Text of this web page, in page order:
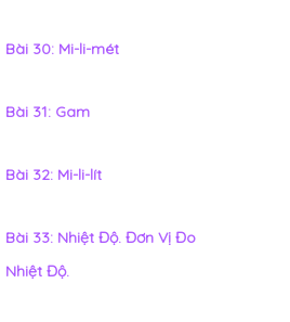
Bài 30: Mi-li-mét
Bài 31: Gam
Bài 32: Mi-li-lít
Bài 33: Nhiệt Độ. Đơn Vị Đo
Nhiệt Độ.